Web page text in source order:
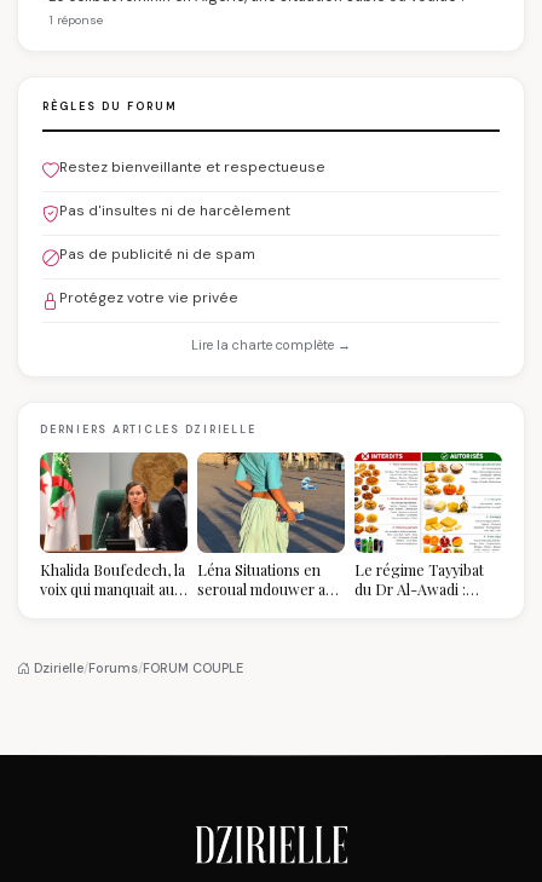
1 réponse
RÈGLES DU FORUM
Restez bienveillante et respectueuse
Pas d'insultes ni de harcèlement
Pas de publicité ni de spam
Protégez votre vie privée
Lire la charte complète →
DERNIERS ARTICLES DZIRIELLE
Khalida Boufedech, la
voix qui manquait au
Léna Situations en
seroual mdouwer au
pièce mode de l'été
Le régime Tayyibat
du Dr Al-Awadi :
Dzirielle/Forums/FORUM COUPLE